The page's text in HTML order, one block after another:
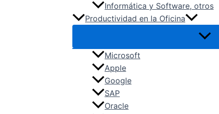
Informática y Software, otros
Productividad en la Oficina
Microsoft
Apple
Google
SAP
Oracle